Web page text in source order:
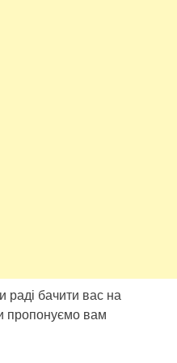
раді бачити вас на
пропонуємо вам